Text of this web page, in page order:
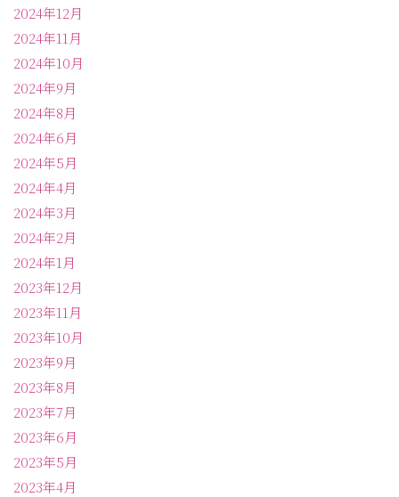
2024年12月
2024年11月
2024年10月
2024年9月
2024年8月
2024年6月
2024年5月
2024年4月
2024年3月
2024年2月
2024年1月
2023年12月
2023年11月
2023年10月
2023年9月
2023年8月
2023年7月
2023年6月
2023年5月
2023年4月